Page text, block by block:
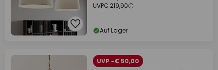
UVP€ 219,90
Auf Lager
UVP -€ 50,00